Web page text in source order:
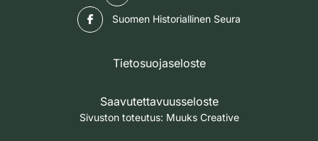
Suomen Historiallinen Seura
Tietosuojaseloste
Saavutettavuusseloste
Sivuston toteutus: Muuks Creative